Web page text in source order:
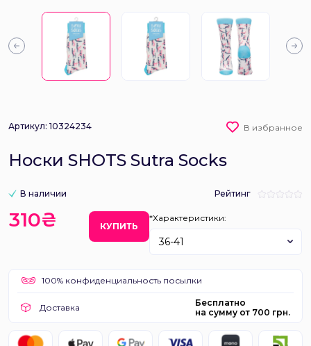
Артикул: 10324234 В избранное
Носки SHOTS Sutra Socks
В наличии Рейтинг
310₴ КУПИТЬ
*Характеристики:
36-41
100% конфиденциальность посылки
Доставка
Бесплатно
на сумму от 700 грн.